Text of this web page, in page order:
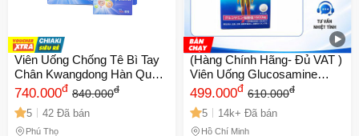
Viên Uống Chống Tê Bì Tay
Chân Kwangdong Hàn Quốc
- Hỗ Trợ Tuần Hoàn - Hộp
120 Viên Chất Lượng Cao
740.000đ 840.000đ
5 42 Đã bán
Phú Thọ
(Hàng Chính Hãng- Đủ VAT )
Viên Uống Glucosamine
Orihiro 1500mg Nhật Bản -
Hỗ Trợ Xương Khớp Người
Trưởng Thành
499.000đ 610.000đ
5 14k+ Đã bán
Hồ Chí Minh